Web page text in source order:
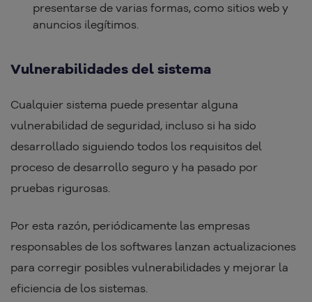
presentarse de varias formas, como sitios web y
anuncios ilegítimos.
Vulnerabilidades del sistema
Cualquier sistema puede presentar alguna
vulnerabilidad de seguridad, incluso si ha sido
desarrollado siguiendo todos los requisitos del
proceso de desarrollo seguro y ha pasado por
pruebas rigurosas.
Por esta razón, periódicamente las empresas
responsables de los softwares lanzan actualizaciones
para corregir posibles vulnerabilidades y mejorar la
eficiencia de los sistemas.